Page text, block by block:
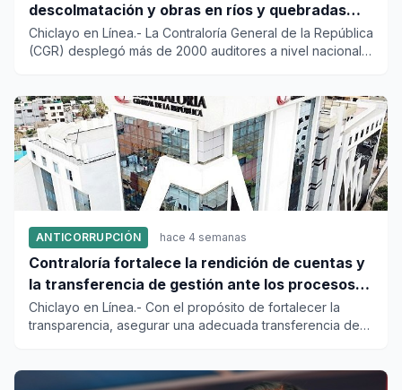
descolmatación y obras en ríos y quebradas
para afrontar al Fenómeno El Niño
Chiclayo en Línea.- La Contraloría General de la República
(CGR) desplegó más de 2000 auditores a nivel nacional
ANTICORRUPCIÓN hace 4 semanas
Contraloría fortalece la rendición de cuentas y
la transferencia de gestión ante los procesos
electorales de 2026
Chiclayo en Línea.- Con el propósito de fortalecer la
transparencia, asegurar una adecuada transferencia de